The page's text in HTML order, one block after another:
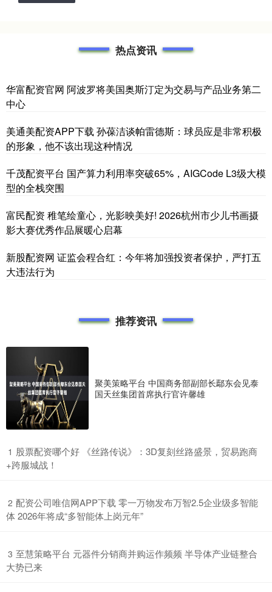
热点资讯
华富配资官网 阿波罗将美国奥斯汀定为交易与产品业务第二
中心
美通美配资APP下载 孙葆洁谈帕雷德斯：球员应是非常积极
的形象，他不该出现这种情况
千茂配资平台 国产算力利用率突破65%，AIGCode L3级大模
型的全栈突围
富民配资 稚笔绘童心，光影映美好! 2026杭州市少儿书画摄
影大赛优秀作品展暖心启幕
新股配资网 证监会程合红：今年将加强投资者保护，严打五
大违法行为
推荐资讯
聚美策略平台 中国商务部副部长鄢东会见泰
国天丝集团首席执行官许馨雄
1 ​股票配资哪个好 《丝路传说》：3D复刻丝路盛景，贸易跑商
+跨服城战！
2 ​配资公司唯信网APP下载 零一万物发布万智2.5企业级多智能
体 2026年将成“多智能体上岗元年”
3 ​至慧策略平台 元器件分销商并购运作频频 半导体产业链整合
大势已来